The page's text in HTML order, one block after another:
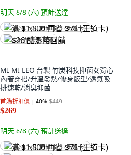
明天 8/8 (六) 預計送達
满 $1,500 再省 $75 (王道卡)
$26 酷澎幣回饋
MI MI LEO 台製 竹炭科技抑菌女背心
內著穿搭/升溫發熱/修身版型/透氣吸
排速乾/消臭抑菌
首購折扣價 40%$449
$269
明天 8/8 (六) 預計送達
满 $1,500 再省 $75 (王道卡)